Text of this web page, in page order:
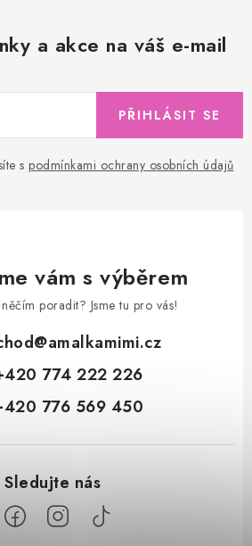
a akce na váš e-mail
s podmínkami ochrany osobních údajů
PŘIHLÁSIT SE
vám s výběrem
poradit? Jsme tu pro vás!
@amalkamimi.cz
774 222 226
776 569 450